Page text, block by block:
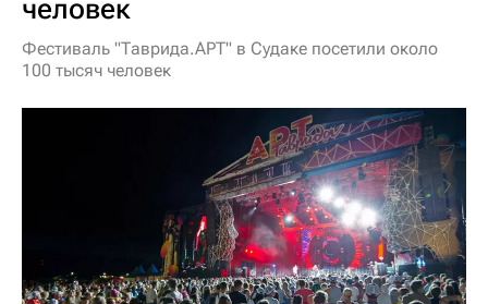
человек
Фестиваль "Таврида.АРТ" в Судаке посетили около
100 тысяч человек